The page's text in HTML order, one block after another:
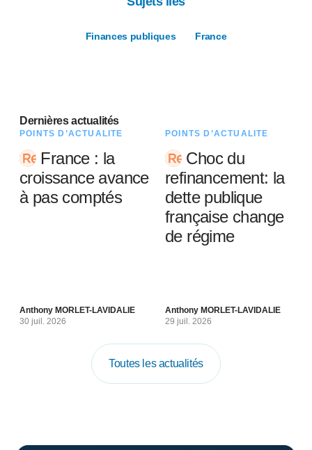
Finances publiques France
Dernières actualités
POINTS D’ACTUALITÉ
France : la
croissance avance
à pas comptés
Anthony MORLET-LAVIDALIE
30 juil. 2026
POINTS D’ACTUALITÉ
Choc du
refinancement: la
dette publique
française change
de régime
Anthony MORLET-LAVIDALIE
29 juil. 2026
Toutes les actualités